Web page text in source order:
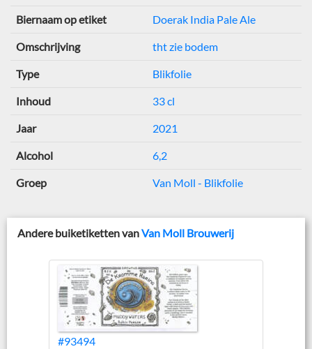
Biernaam op etiket Doerak India Pale Ale
Omschrijving tht zie bodem
Type Blikfolie
Inhoud 33 cl
Jaar 2021
Alcohol 6,2
Groep Van Moll - Blikfolie
Andere buiketiketten vanVan Moll Brouwerij
#93494